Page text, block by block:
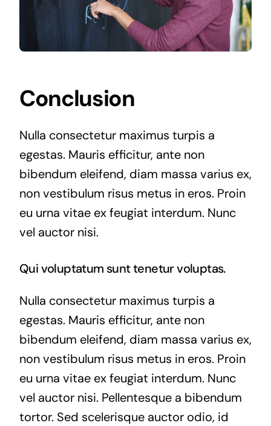
Conclusion
Nulla consectetur maximus turpis a
egestas. Mauris efficitur, ante non
bibendum eleifend, diam massa varius ex,
non vestibulum risus metus in eros. Proin
eu urna vitae ex feugiat interdum. Nunc
vel auctor nisi.
Qui voluptatum sunt tenetur voluptas.
Nulla consectetur maximus turpis a
egestas. Mauris efficitur, ante non
bibendum eleifend, diam massa varius ex,
non vestibulum risus metus in eros. Proin
eu urna vitae ex feugiat interdum. Nunc
vel auctor nisi. Pellentesque a bibendum
tortor. Sed scelerisque auctor odio, id